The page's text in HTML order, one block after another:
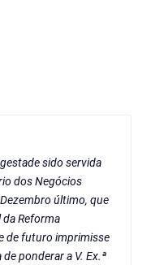
sido servida
dos Negócios
último, que
Reforma
de futuro imprimisse
ponderar a V. Ex.ª